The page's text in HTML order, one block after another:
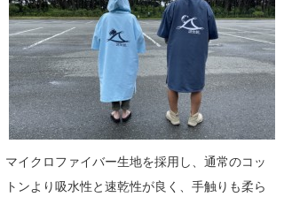
マイクロファイバー生地を採用し、通常のコッ
トンより吸水性と速乾性が良く、手触りも柔ら